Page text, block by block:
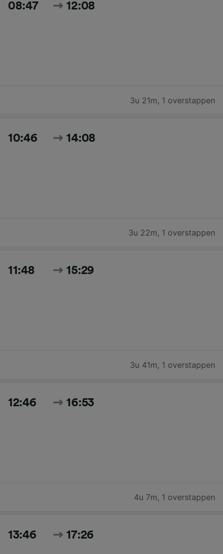
08:47 12:08
3u 21m, 1 overstappen
10:46 14:08
3u 22m, 1 overstappen
11:48 15:29
3u 41m, 1 overstappen
12:46 16:53
4u 7m, 1 overstappen
13:46 17:26